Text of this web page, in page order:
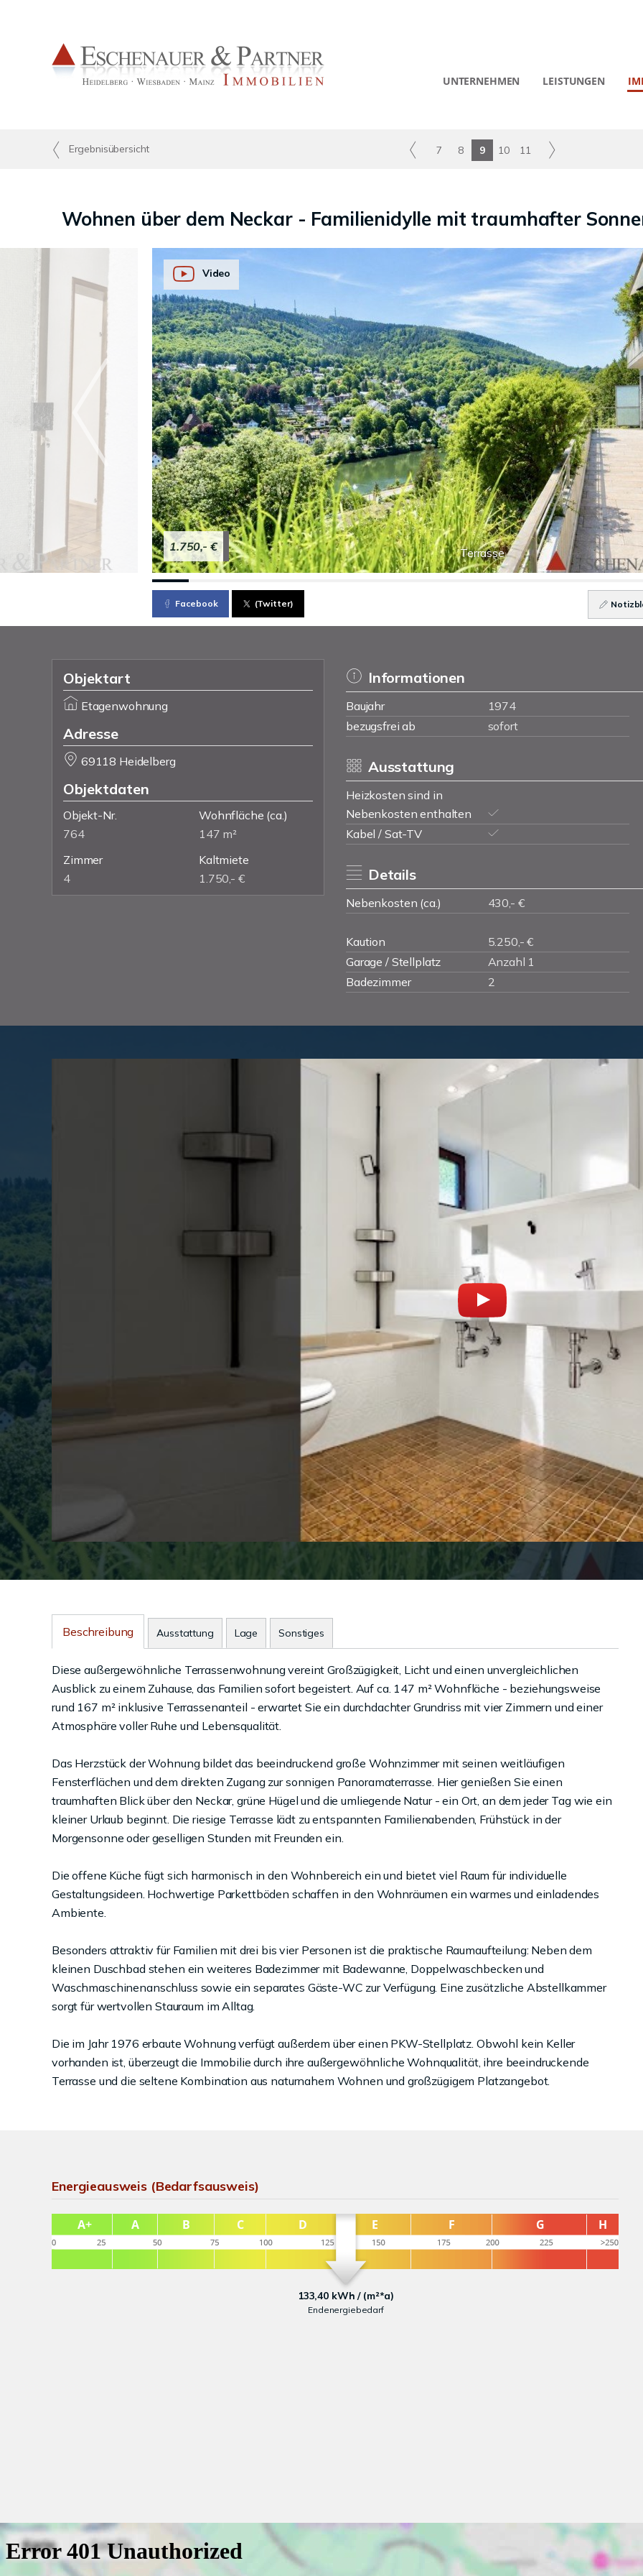
UNTERNEHMEN LEISTUNGEN
Ergebnisübersicht 7 8 9 10 11
Wohnen über dem Neckar - Familienidylle mit traumhafter
Terrasse
1.750,- €
Video
Facebook (Twitter)
Objektart
Etagenwohnung
Adresse
69118 Heidelberg
Objektdaten
Objekt-Nr.
764
Wohnfläche (ca.)
147 m²
Zimmer
4
Kaltmiete
1.750,- €
Informationen
Baujahr
1974
bezugsfrei ab
sofort
Ausstattung
Heizkosten sind in
Nebenkosten enthalten
Kabel / Sat-TV
Details
Nebenkosten (ca.) 430,- €
Kaution
5.250,- €
Garage / Stellplatz
Anzahl 1
Badezimmer
2
Beschreibung Ausstattung Lage Sonstiges
Diese außergewöhnliche Terrassenwohnung vereint Großzügigkeit, Licht und einen unvergleichlichen
Ausblick zu einem Zuhause, das Familien sofort begeistert. Auf ca. 147 m² Wohnfläche - beziehungsweise
rund 167 m² inklusive Terrassenanteil - erwartet Sie ein durchdachter Grundriss mit vier Zimmern und einer
Atmosphäre voller Ruhe und Lebensqualität.
Das Herzstück der Wohnung bildet das beeindruckend große Wohnzimmer mit seinen weitläufigen
Fensterflächen und dem direkten Zugang zur sonnigen Panoramaterrasse. Hier genießen Sie einen
traumhaften Blick über den Neckar, grüne Hügel und die umliegende Natur - ein Ort, an dem jeder Tag wie ein
kleiner Urlaub beginnt. Die riesige Terrasse lädt zu entspannten Familienabenden, Frühstück in der
Morgensonne oder geselligen Stunden mit Freunden ein.
Die offene Küche fügt sich harmonisch in den Wohnbereich ein und bietet viel Raum für individuelle
Gestaltungsideen. Hochwertige Parkettböden schaffen in den Wohnräumen ein warmes und einladendes
Ambiente.
Besonders attraktiv für Familien mit drei bis vier Personen ist die praktische Raumaufteilung: Neben dem
kleinen Duschbad stehen ein weiteres Badezimmer mit Badewanne, Doppelwaschbecken und
Waschmaschinenanschluss sowie ein separates Gäste-WC zur Verfügung. Eine zusätzliche Abstellkammer
sorgt für wertvollen Stauraum im Alltag.
Die im Jahr 1976 erbaute Wohnung verfügt außerdem über einen PKW-Stellplatz. Obwohl kein Keller
vorhanden ist, überzeugt die Immobilie durch ihre außergewöhnliche Wohnqualität, ihre beeindruckende
Terrasse und die seltene Kombination aus naturnahem Wohnen und großzügigem Platzangebot.
Energieausweis (Bedarfsausweis)
133,40 kWh / (m²*a)
Endenergiebedarf